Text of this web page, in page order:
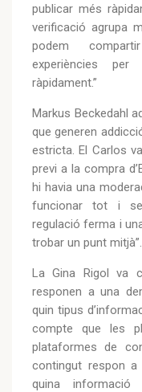
publicar més
verificació agrupa
podem
experiències per
ràpidament.”
Markus Beckedahl
que generen
estricta. El Carlos
previ a la compra
hi havia una
funcionar tot i
regulació ferma i
trobar un punt mitjà”.
La Gina Rigol va
responen a una
quin tipus
compte que les
plataformes de
contingut respon a
quina